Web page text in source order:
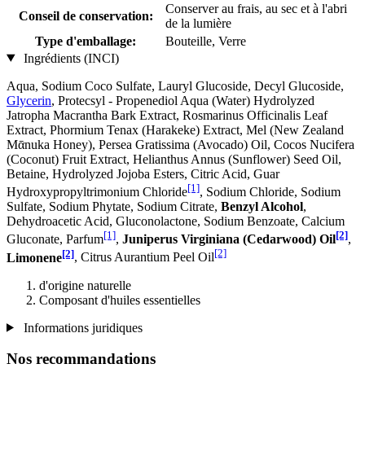
Conseil de conservation:
Conserver au frais, au sec et à l'abri
de la lumière
Type d'emballage:
Bouteille, Verre
Ingrédients (INCI)
Aqua, Sodium Coco­ Sulfate, Lauryl Glucoside, Decyl Glucoside,
Glycerin, Protecsyl - Propenediol Aqua (Water) Hydrolyzed
Jatropha Macrantha Bark Extract, Rosmarinus Officinalis Leaf
Extract, Phormium Tenax (Harakeke) Extract, Mel (New Zealand
Mᾱnuka Honey), Persea Gratissima (Avocado) Oil, Cocos Nucifera
(Coconut) Fruit Extract, Helianthus Annus (Sunflower) Seed Oil,
Betaine, Hydrolyzed Jojoba Esters, Citric Acid, Guar
Hydroxypropyltrimonium Chloride[1], Sodium Chloride, Sodium
Sulfate, Sodium Phytate, Sodium Citrate, Benzyl Alcohol,
Dehydroacetic Acid, Gluconolactone, Sodium Benzoate, Calcium
Gluconate, Parfum[1], Juniperus Virginiana (Cedarwood) Oil[2],
Limonene[2], Citrus Aurantium Peel Oil[2]
d'origine naturelle
Composant d'huiles essentielles
Informations juridiques
Nos recommandations